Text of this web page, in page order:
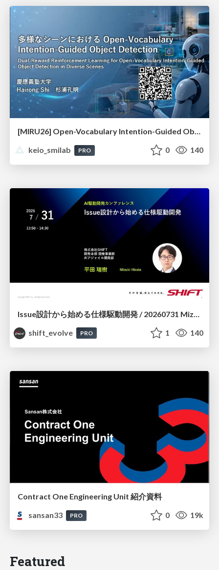
[MIRU26] Open-Vocabulary Intention-Guided Object Detection in Diverse Scenes
keio_smilab
PRO 0 140
shift_evolve
PRO 1 140
Contract One Engineering Unit 紹介資料
sansan33
PRO 0 19k
Featured